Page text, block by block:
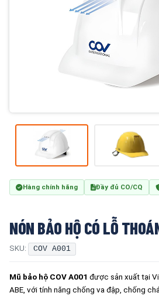
Hàng chính hãng Đầy đủ CO/CQ
NÓN BẢO HỘ CÓ LỖ
SKU: COV A001
Mũ bảo hộ COV A001 được sản xuất tại
ABE, với tính năng chống va đập, chống